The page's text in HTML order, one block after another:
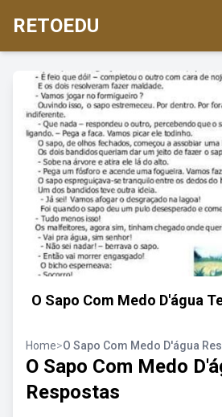
RETOEDU
O Sapo Com Medo D'água
Home>O Sapo Com Medo D'água
O Sapo Com Medo
Respostas